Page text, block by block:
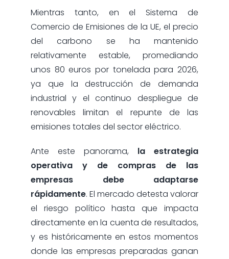
Mientras tanto, en el Sistema de
Comercio de Emisiones de la UE, el precio
del carbono se ha mantenido
relativamente estable, promediando
unos 80 euros por tonelada para 2026,
ya que la destrucción de demanda
industrial y el continuo despliegue de
renovables limitan el repunte de las
emisiones totales del sector eléctrico.
Ante este panorama, la estrategia
operativa y de compras de las
empresas debe adaptarse
rápidamente. El mercado detesta valorar
el riesgo político hasta que impacta
directamente en la cuenta de resultados,
y es históricamente en estos momentos
donde las empresas preparadas ganan